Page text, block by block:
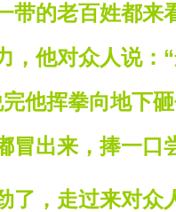
带的老百姓都
，他对众人说：
他挥拳向地下
冒出来，捧一口
了，走过来对众